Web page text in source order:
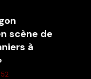
scène de
à